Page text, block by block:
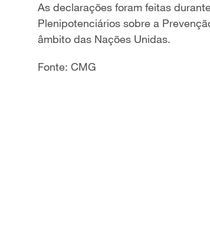
As declarações foram feitas
Plenipotenciários sobre a
âmbito das Nações Unidas.
Fonte: CMG